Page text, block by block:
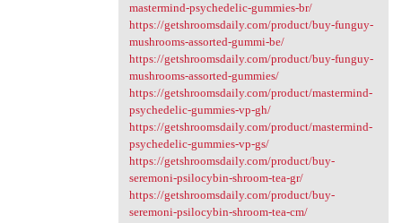
mastermind-psychedelic-gummies-br/
https://getshroomsdaily.com/product/buy-funguy-
mushrooms-assorted-gummi-be/
https://getshroomsdaily.com/product/buy-funguy-
mushrooms-assorted-gummies/
https://getshroomsdaily.com/product/mastermind-
psychedelic-gummies-vp-gh/
https://getshroomsdaily.com/product/mastermind-
psychedelic-gummies-vp-gs/
https://getshroomsdaily.com/product/buy-
seremoni-psilocybin-shroom-tea-gr/
https://getshroomsdaily.com/product/buy-
seremoni-psilocybin-shroom-tea-cm/